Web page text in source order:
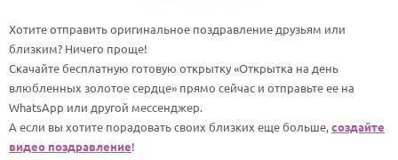
Хотите отправить оригинальное поздравление друзьям или
близким? Ничего проще!
Скачайте бесплатную готовую открытку «Открытка на день
влюбленных золотое сердце» прямо сейчас и отправьте ее на
WhatsApp или другой мессенджер.
А если вы хотите порадовать своих близких еще больше,создайте
видео поздравление!